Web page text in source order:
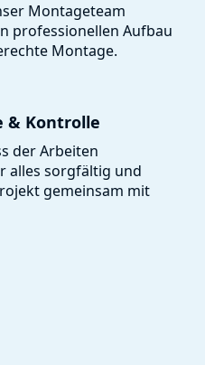
Montageteam
professionellen Aufbau
Montage.
& Kontrolle
der Arbeiten
alles sorgfältig und
gemeinsam mit